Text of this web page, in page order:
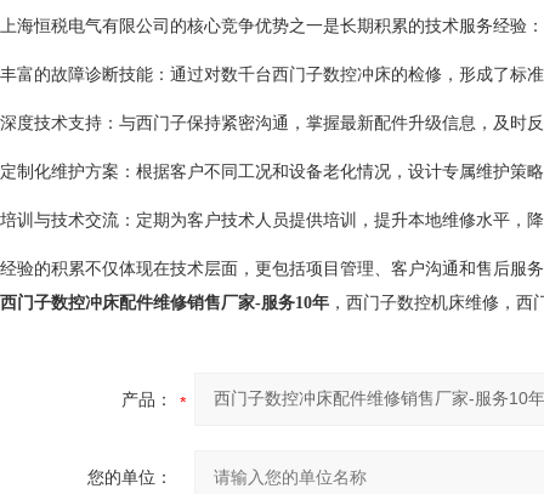
上海恒税电气有限公司的核心竞争优势之一是长期积累的技术服务经验：
丰富的故障诊断技能：通过对数千台西门子数控冲床的检修，形成了标
深度技术支持：与西门子保持紧密沟通，掌握最新配件升级信息，及时
定制化维护方案：根据客户不同工况和设备老化情况，设计专属维护策
培训与技术交流：定期为客户技术人员提供培训，提升本地维修水平，
经验的积累不仅体现在技术层面，更包括项目管理、客户沟通和售后服
西门子数控冲床配件维修销售厂家-服务10年 ，西门子数控机床维修，西
产品：
您的单位：